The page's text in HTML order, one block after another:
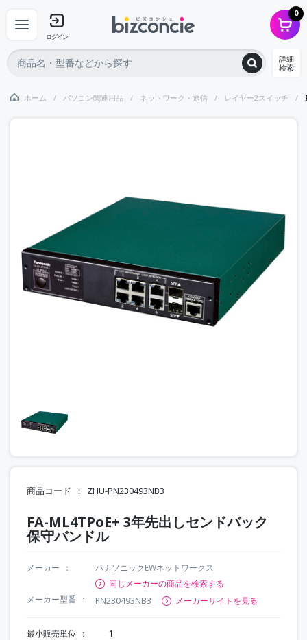
ログイン
0
詳細
検索
ホーム パソコン関連用品 ネットワーク・通信 レイヤー2スイッチ
商品コード ZHU-PN230493NB3
FA-ML4TPoE+ 3年先出しセンドバック
保守バンドル
メーカー
パナソニックEWネットワークス
同じメーカーの商品を検索する
メーカー型番
PN230493NB3 メーカーサイトを見る
最小販売単位 1